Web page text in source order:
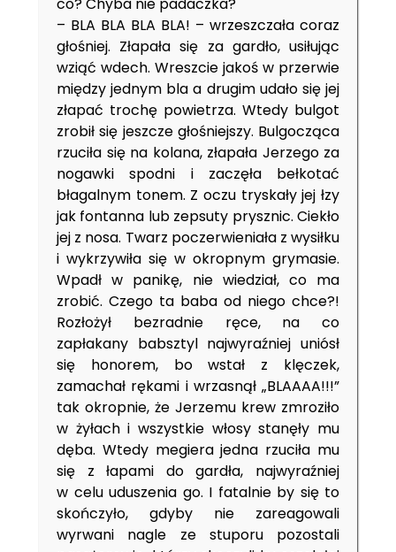
– BLA BLA BLA BLA! – wrzeszczała coraz
głośniej. Złapała się za gardło, usiłując
wziąć wdech. Wreszcie jakoś w przerwie
między jednym bla a drugim udało się jej
złapać trochę powietrza. Wtedy bulgot
zrobił się jeszcze głośniejszy. Bulgocząca
rzuciła się na kolana, złapała Jerzego za
nogawki spodni i zaczęła bełkotać
błagalnym tonem. Z oczu tryskały jej łzy
jak fontanna lub zepsuty prysznic. Ciekło
jej z nosa. Twarz poczerwieniała z wysiłku
i wykrzywiła się w okropnym grymasie.
Wpadł w panikę, nie wiedział, co ma
zrobić. Czego ta baba od niego chce?!
Rozłożył bezradnie ręce, na co
zapłakany babsztyl najwyraźniej uniósł
się honorem, bo wstał z klęczek,
zamachał rękami i wrzasnął „BLAAAA!!!”
tak okropnie, że Jerzemu krew zmroziło
w żyłach i wszystkie włosy stanęły mu
dęba. Wtedy megiera jedna rzuciła mu
się z łapami do gardła, najwyraźniej
w celu uduszenia go. I fatalnie by się to
skończyło, gdyby nie zareagowali
wyrwani nagle ze stuporu pozostali